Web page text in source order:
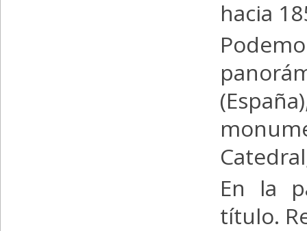
hacia
En la
título.